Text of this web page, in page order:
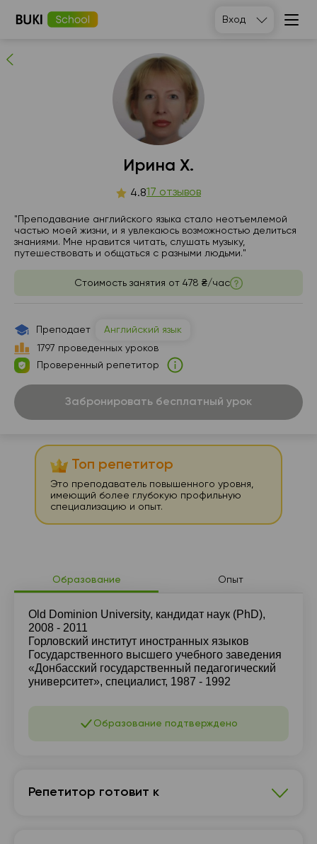
Вход
Ирина Х. людей рекомендуют
Образование Опыт
Old Dominion University, кандидат наук (PhD),
2008 - 2011
Горловский институт иностранных языков
Государственного высшего учебного заведения
«Донбасский государственный педагогический
университет», специалист, 1987 - 1992
Образование подтверждено
Репетитор готовит к
Ирина Х.
4.817 отзывов
"Преподавание английского языка стало неотъемлемой
частью моей жизни, и я увлекаюсь возможностью делиться
знаниями. Мне нравится читать, слушать музыку,
путешествовать и общаться с разными людьми."
Стоимость занятия от 478 ₴/час
Преподает
Английский язык
1797 проведенных уроков
Проверенный репетитор
Забронировать бесплатный урок
Топ репетитор
Это преподаватель повышенного уровня,
имеющий более глубокую профильную
специализацию и опыт.
вс
пн
Нет
свободных
18:00
Нет
свободных